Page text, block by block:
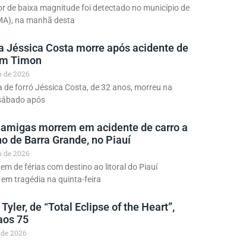
de baixa magnitude foi detectado no município de
na manhã desta
Jéssica Costa morre após acidente de
Timon
de 2026
de forró Jéssica Costa, de 32 anos, morreu na
após
morrem em acidente de carro a
de Barra Grande, no Piauí
de 2026
de férias com destino ao litoral do Piauí
tragédia na quinta-feira
de “Total Eclipse of the Heart”,
75
2026